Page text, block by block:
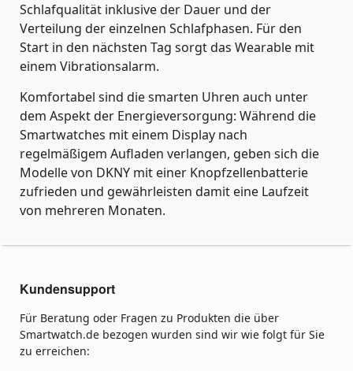
Schlafqualität inklusive der Dauer und der
Verteilung der einzelnen Schlafphasen. Für den
Start in den nächsten Tag sorgt das Wearable mit
einem Vibrationsalarm.
Komfortabel sind die smarten Uhren auch unter
dem Aspekt der Energieversorgung: Während die
Smartwatches mit einem Display nach
regelmäßigem Aufladen verlangen, geben sich die
Modelle von DKNY mit einer Knopfzellenbatterie
zufrieden und gewährleisten damit eine Laufzeit
von mehreren Monaten.
Kundensupport
Für Beratung oder Fragen zu Produkten die über
Smartwatch.de bezogen wurden sind wir wie folgt für Sie
zu erreichen: